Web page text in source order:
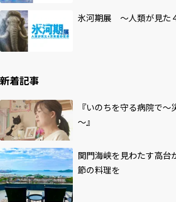
氷河期展 ～人類が見た
新着記事
『いのちを守る病院で
～』
関門海峡を見わたす高台
節の料理を